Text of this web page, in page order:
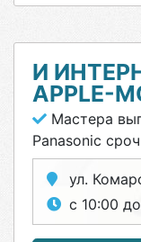
И
APPLE-
Мастера
Panasonic
ул.
с 10:00